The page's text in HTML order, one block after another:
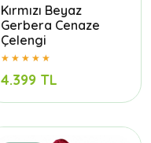
Kırmızı Beyaz
Gerbera Cenaze
Çelengi
4.399 TL